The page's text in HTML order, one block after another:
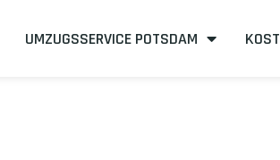
UMZUGSSERVICE POTSDAM